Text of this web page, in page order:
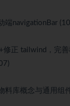
端navigationBar
修正 tailwind，完善
料库概念与通用组